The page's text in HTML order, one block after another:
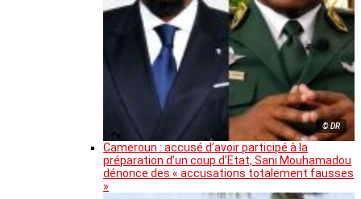
© DR
Cameroun : accusé d’avoir participé à la
préparation d’un coup d’Etat, Sani Mouhamadou
dénonce des « accusations totalement fausses
»